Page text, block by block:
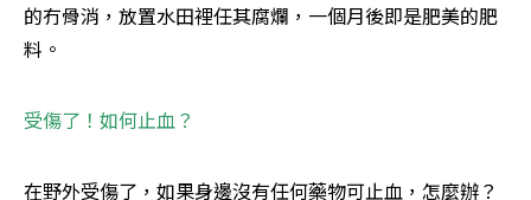
的冇骨消，放置水田裡任其腐爛，一個月後即是肥美的肥
料。
受傷了！如何止血？
在野外受傷了，如果身邊沒有任何藥物可止血，怎麼辦？